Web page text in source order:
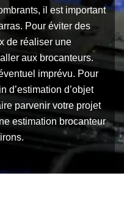
il est important
Pour éviter des
de réaliser une
aux brocanteurs.
imprévu. Pour
d’estimation d’objet
parvenir votre projet
estimation brocanteur